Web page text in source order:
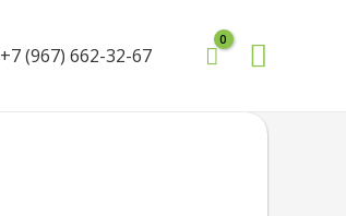
+7 (967) 662-32-67 Поиск